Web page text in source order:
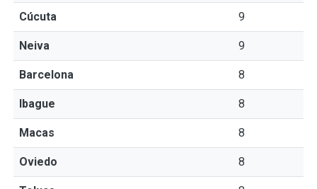
Cúcuta 9
Neiva 9
Barcelona 8
Ibague 8
Macas 8
Oviedo 8